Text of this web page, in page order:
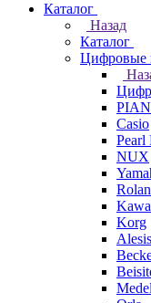
Каталог
Назад
Каталог
Цифровые
Casio
Pearl
NUX
Korg
Alesis